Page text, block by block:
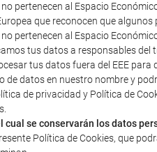
pertenecen al Espacio
que reconocen que
pertenecen al Espacio
tus datos a responsables del
tus datos fuera del EEE
de datos en nuestro nombre y
de privacidad y Política de
cual se conservarán los datos
Política de Cookies, que